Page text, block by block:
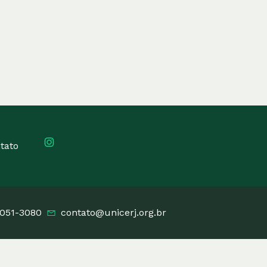
3080 contato@unicerj.org.br